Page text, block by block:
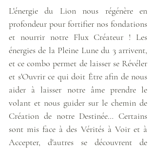
L'énergie du Lion nous régénère en
profondeur pour fortifier nos fondations
et nourrir notre Flux Créateur ! Les
énergies de la Pleine Lune du 3 arrivent,
et ce combo permet de laisser se Révéler
et s'Ouvrir ce qui doit Être afin de nous
aider à laisser notre âme prendre le
volant et nous guider sur le chemin de
Création de notre Destinée… Certains
sont mis face à des Vérités à Voir et à
Accepter, d'autres se découvrent de